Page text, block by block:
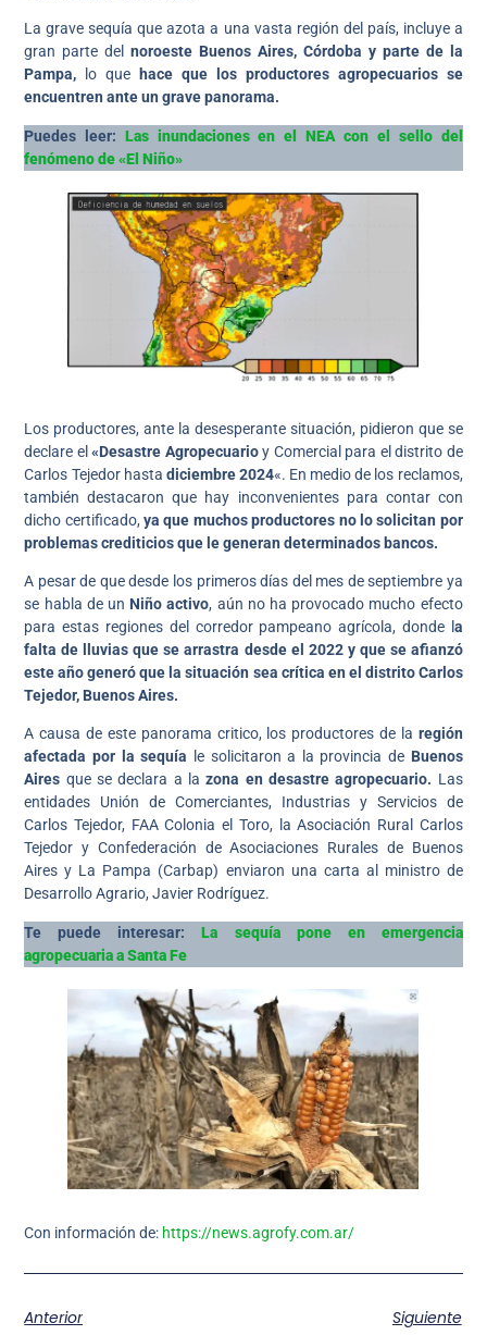
La grave sequía que azota a una vasta región del país, incluye a
gran parte delnoroeste Buenos Aires, Córdoba y parte de la
Pampa, lo que hace que los productores agropecuarios se
encuentren ante un grave panorama.
Puedes leer: Las inundaciones en el NEA con el sello del
fenómeno de «El Niño»
Los productores, ante la desesperante situación, pidieron que se
declare el«Desastre Agropecuarioy Comercial para el distrito de
Carlos Tejedor hasta diciembre 2024«. En medio de los reclamos,
también destacaron que hay inconvenientes para contar con
dicho certificado,ya que muchos productores no lo solicitan por
problemas crediticios que le generan determinados bancos.
A pesar de que desde los primeros días del mes de septiembre ya
se habla de un Niño activo, aún no ha provocado mucho efecto
para estas regiones del corredor pampeano agrícola, donde l a
falta de lluvias que se arrastra desde el 2022 y que se afianzó
este año generó que la situación sea crítica en el distrito Carlos
Tejedor, Buenos Aires.
A causa de este panorama critico, los productores de la región
afectada por la sequía
le solicitaron a la provincia de Buenos
Aires que se declara a la zona en desastre agropecuario. Las
entidades Unión de Comerciantes, Industrias y Servicios de
Carlos Tejedor, FAA Colonia el Toro, la Asociación Rural Carlos
Tejedor y Confederación de Asociaciones Rurales de Buenos
Aires y La Pampa (Carbap) enviaron una carta al ministro de
Desarrollo Agrario, Javier Rodríguez.
Te puede interesar:La sequía pone en emergencia
agropecuaria a Santa Fe
Con información de: https://news.agrofy.com.ar/
Anterior Siguiente